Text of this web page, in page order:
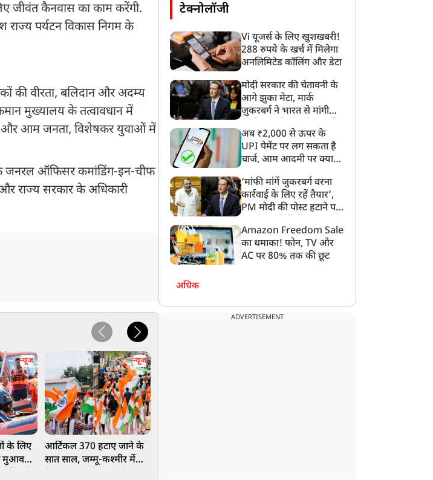
जीवंत कैनवास का काम करेंगी.
राज्य पर्यटन विकास निगम के
की वीरता, बलिदान और अदम्य
मुख्यालय के तत्वावधान में
और आम जनता, विशेषकर युवाओं में
जनरल ऑफिसर कमांडिंग-इन-चीफ
राज्य सरकार के अधिकारी
न्यूज
के लिए
मुआवजे
न्यूज
आर्टिकल 370 हटाए जाने के
सात साल, जम्मू-कश्मीर में
टेक्नोलॉजी
Vi यूजर्स के लिए खुशखबरी!
288 रुपये के खर्च में मिलेगा
अनलिमिटेड कॉलिंग और डेटा
मोदी सरकार की चेतावनी के
आगे झुका मेटा, मार्क
ज़ुकरबर्ग ने भारत से मांगी
अब ₹2,000 से ऊपर के
UPI पेमेंट पर लग सकता है
चार्ज, आम आदमी पर क्या
‘मांफी मांगें जुकरबर्ग वरना
कार्रवाई के लिए रहें तैयार’,
PM मोदी की पोस्ट हटाने पर
लगाई फटकार
Amazon Freedom Sale
का धमाका! फोन, TV और
AC पर 80% तक की छूट
अधिक
ADVERTISEMENT